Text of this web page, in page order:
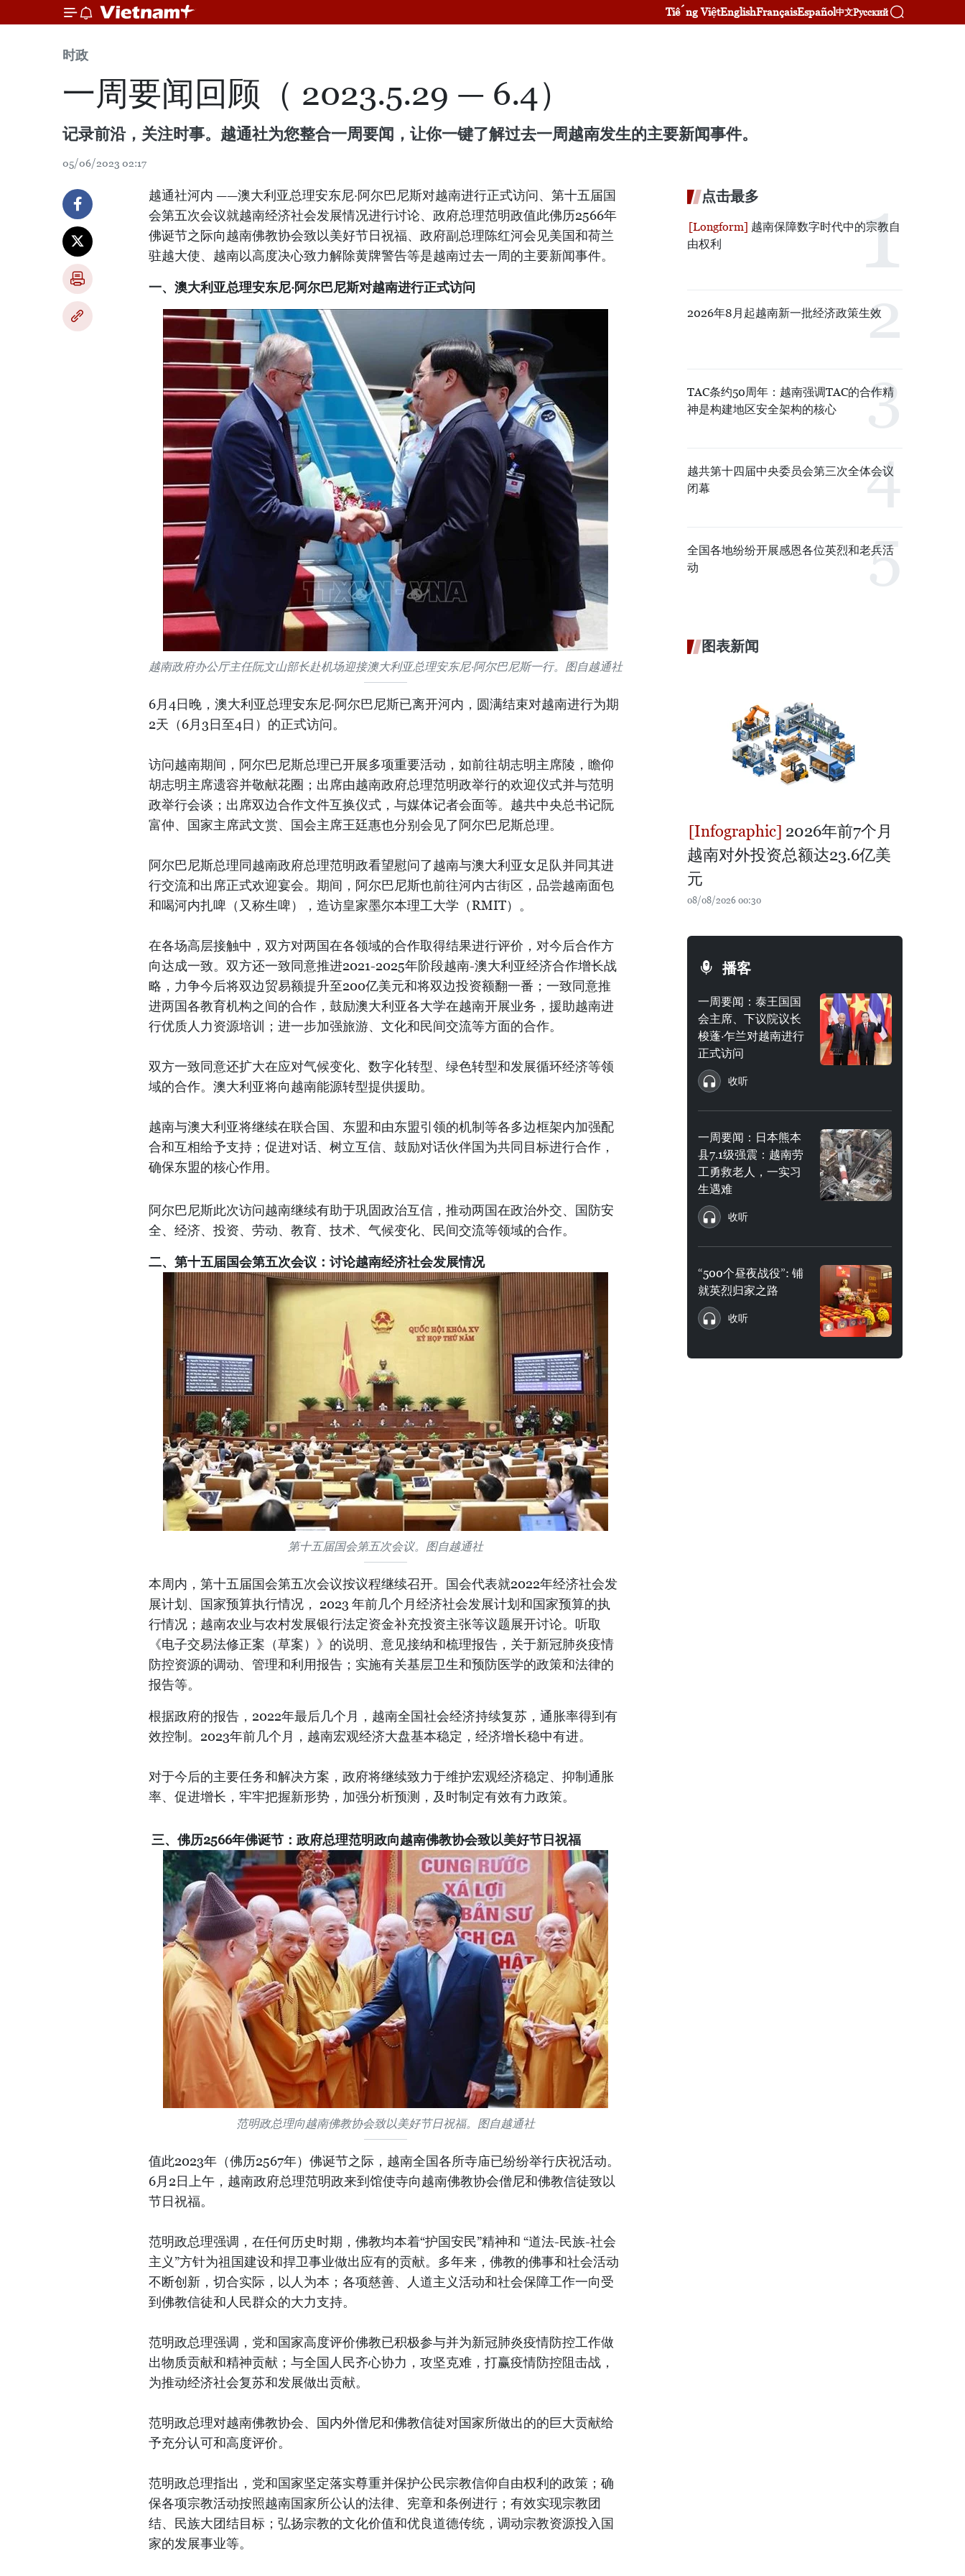
Tiếng ViệtEnglishFrançaisEspañol中文Русский
时政
一周要闻回顾（ 2023.5.29 — 6.4）
记录前沿，关注时事。越通社为您整合一周要闻，让你一键了解过去一周越南发生的主要新闻事件。
05/06/2023 02:17
越通社河内 ——澳大利亚总理安东尼·阿尔巴尼斯对越南进行正式访问、第十五届国
会第五次会议就越南经济社会发展情况进行讨论、政府总理范明政值此佛历2566年
佛诞节之际向越南佛教协会致以美好节日祝福、政府副总理陈红河会见美国和荷兰
驻越大使、越南以高度决心致力解除黄牌警告等是越南过去一周的主要新闻事件。
一、澳大利亚总理安东尼·阿尔巴尼斯对越南进行正式访问
越南政府办公厅主任阮文山部长赴机场迎接澳大利亚总理安东尼·阿尔巴尼斯一行。图自越通社
6月4日晚，澳大利亚总理安东尼·阿尔巴尼斯已离开河内，圆满结束对越南进行为期
2天（6月3日至4日）的正式访问。
访问越南期间，阿尔巴尼斯总理已开展多项重要活动，如前往胡志明主席陵，瞻仰
胡志明主席遗容并敬献花圈；出席由越南政府总理范明政举行的欢迎仪式并与范明
政举行会谈；出席双边合作文件互换仪式，与媒体记者会面等。越共中央总书记阮
富仲、国家主席武文赏、国会主席王廷惠也分别会见了阿尔巴尼斯总理。
阿尔巴尼斯总理同越南政府总理范明政看望慰问了越南与澳大利亚女足队并同其进
行交流和出席正式欢迎宴会。期间，阿尔巴尼斯也前往河内古街区，品尝越南面包
和喝河内扎啤（又称生啤），造访皇家墨尔本理工大学（RMIT）。
在各场高层接触中，双方对两国在各领域的合作取得结果进行评价，对今后合作方
向达成一致。双方还一致同意推进2021-2025年阶段越南-澳大利亚经济合作增长战
略，力争今后将双边贸易额提升至200亿美元和将双边投资额翻一番；一致同意推
进两国各教育机构之间的合作，鼓励澳大利亚各大学在越南开展业务，援助越南进
行优质人力资源培训；进一步加强旅游、文化和民间交流等方面的合作。
双方一致同意还扩大在应对气候变化、数字化转型、绿色转型和发展循环经济等领
域的合作。澳大利亚将向越南能源转型提供援助。
越南与澳大利亚将继续在联合国、东盟和由东盟引领的机制等各多边框架内加强配
合和互相给予支持；促进对话、树立互信、鼓励对话伙伴国为共同目标进行合作，
确保东盟的核心作用。
阿尔巴尼斯此次访问越南继续有助于巩固政治互信，推动两国在政治外交、国防安
全、经济、投资、劳动、教育、技术、气候变化、民间交流等领域的合作。
二、第十五届国会第五次会议：讨论越南经济社会发展情况
第十五届国会第五次会议。图自越通社
本周内，第十五届国会第五次会议按议程继续召开。国会代表就2022年经济社会发
展计划、国家预算执行情况， 2023 年前几个月经济社会发展计划和国家预算的执
行情况；越南农业与农村发展银行法定资金补充投资主张等议题展开讨论。听取
《电子交易法修正案（草案）》的说明、意见接纳和梳理报告，关于新冠肺炎疫情
防控资源的调动、管理和利用报告；实施有关基层卫生和预防医学的政策和法律的
报告等。
根据政府的报告，2022年最后几个月，越南全国社会经济持续复苏，通胀率得到有
效控制。2023年前几个月，越南宏观经济大盘基本稳定，经济增长稳中有进。
对于今后的主要任务和解决方案，政府将继续致力于维护宏观经济稳定、抑制通胀
率、促进增长，牢牢把握新形势，加强分析预测，及时制定有效有力政策。
三、佛历2566年佛诞节：政府总理范明政向越南佛教协会致以美好节日祝福
范明政总理向越南佛教协会致以美好节日祝福。图自越通社
值此2023年（佛历2567年）佛诞节之际，越南全国各所寺庙已纷纷举行庆祝活动。
6月2日上午，越南政府总理范明政来到馆使寺向越南佛教协会僧尼和佛教信徒致以
节日祝福。
范明政总理强调，在任何历史时期，佛教均本着“护国安民”精神和 “道法-民族-社会
主义”方针为祖国建设和捍卫事业做出应有的贡献。多年来，佛教的佛事和社会活动
不断创新，切合实际，以人为本；各项慈善、人道主义活动和社会保障工作一向受
到佛教信徒和人民群众的大力支持。
范明政总理强调，党和国家高度评价佛教已积极参与并为新冠肺炎疫情防控工作做
出物质贡献和精神贡献；与全国人民齐心协力，攻坚克难，打赢疫情防控阻击战，
为推动经济社会复苏和发展做出贡献。
范明政总理对越南佛教协会、国内外僧尼和佛教信徒对国家所做出的的巨大贡献给
予充分认可和高度评价。
范明政总理指出，党和国家坚定落实尊重并保护公民宗教信仰自由权利的政策；确
保各项宗教活动按照越南国家所公认的法律、宪章和条例进行；有效实现宗教团
结、民族大团结目标；弘扬宗教的文化价值和优良道德传统，调动宗教资源投入国
家的发展事业等。
点击最多
越南保障数字时代中的宗教自
由权利
2026年8月起越南新一批经济政策生效
TAC条约50周年：越南强调TAC的合作精
神是构建地区安全架构的核心
越共第十四届中央委员会第三次全体会议
闭幕
全国各地纷纷开展感恩各位英烈和老兵活
动
图表新闻
2026年前7个月
越南对外投资总额达23.6亿美
元
08/08/2026 00:30
播客
一周要闻：泰王国国
会主席、下议院议长
梭蓬·乍兰对越南进行
正式访问
收听
一周要闻：日本熊本
县7.1级强震：越南劳
工勇救老人，一实习
生遇难
收听
“500个昼夜战役”: 铺
就英烈归家之路
收听